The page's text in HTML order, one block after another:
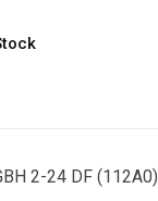
2-24 DF (112A0)